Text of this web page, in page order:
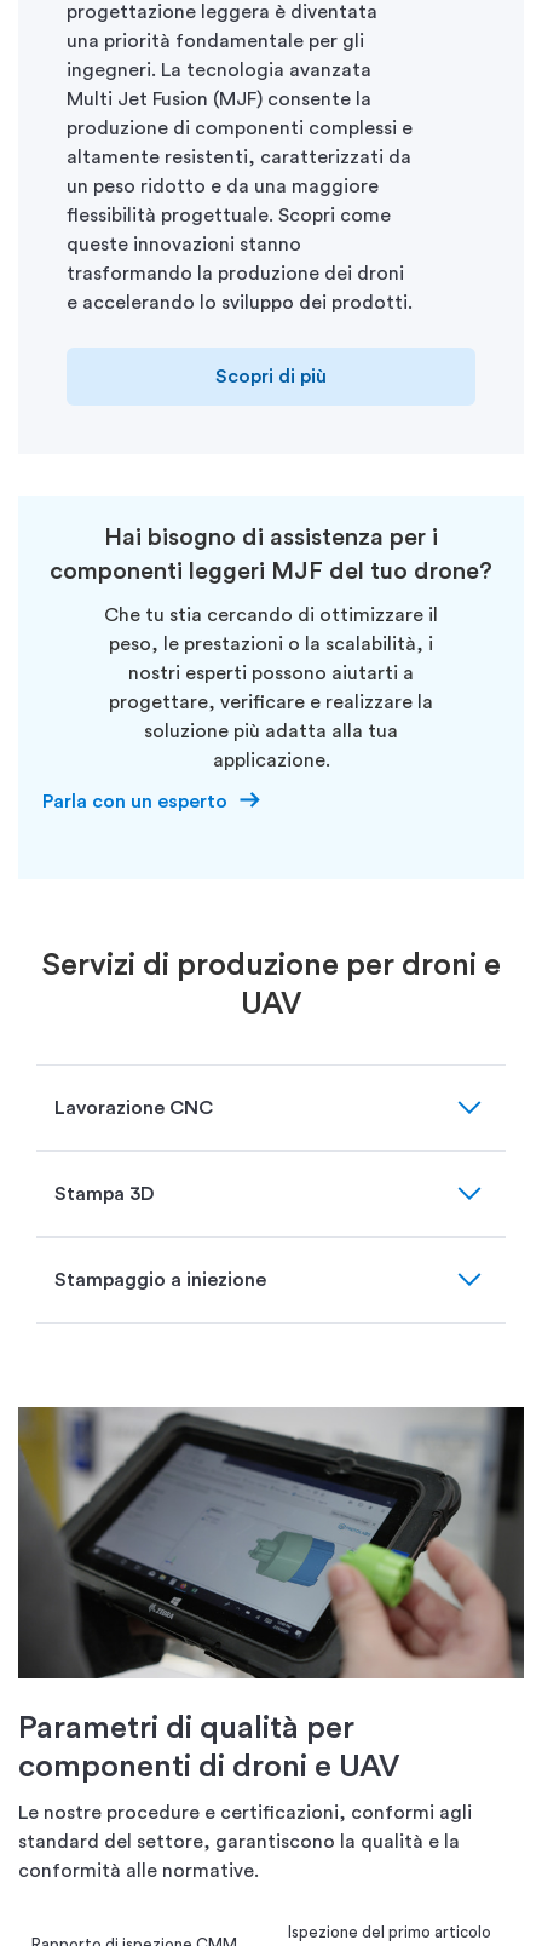
progettazione leggera è diventata
una priorità fondamentale per gli
ingegneri. La tecnologia avanzata
Multi Jet Fusion (MJF) consente la
produzione di componenti complessi e
altamente resistenti, caratterizzati da
un peso ridotto e da una maggiore
flessibilità progettuale. Scopri come
queste innovazioni stanno
trasformando la produzione dei droni
e accelerando lo sviluppo dei prodotti.
Scopri di più
Hai bisogno di assistenza per i
componenti leggeri MJF del tuo drone?
Che tu stia cercando di ottimizzare il
peso, le prestazioni o la scalabilità, i
nostri esperti possono aiutarti a
progettare, verificare e realizzare la
soluzione più adatta alla tua
applicazione.
Parla con un esperto
Servizi di produzione per droni e
UAV
Lavorazione CNC expand_more
Stampa 3D expand_more
Stampaggio a iniezione expand_more
Parametri di qualità per
componenti di droni e UAV
Le nostre procedure e certificazioni, conformi agli
standard del settore, garantiscono la qualità e la
conformità alle normative.
Ispezione del primo articolo